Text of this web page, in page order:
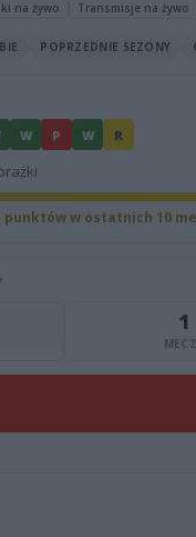
na żywo Transmisje na żywo
POPRZEDNIE SEZONY
W P W R
punktów w ostatnich 10
1